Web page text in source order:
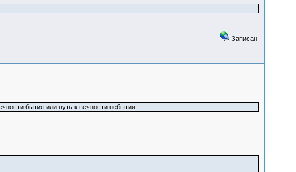
Записан
бытия или путь к вечности небытия..